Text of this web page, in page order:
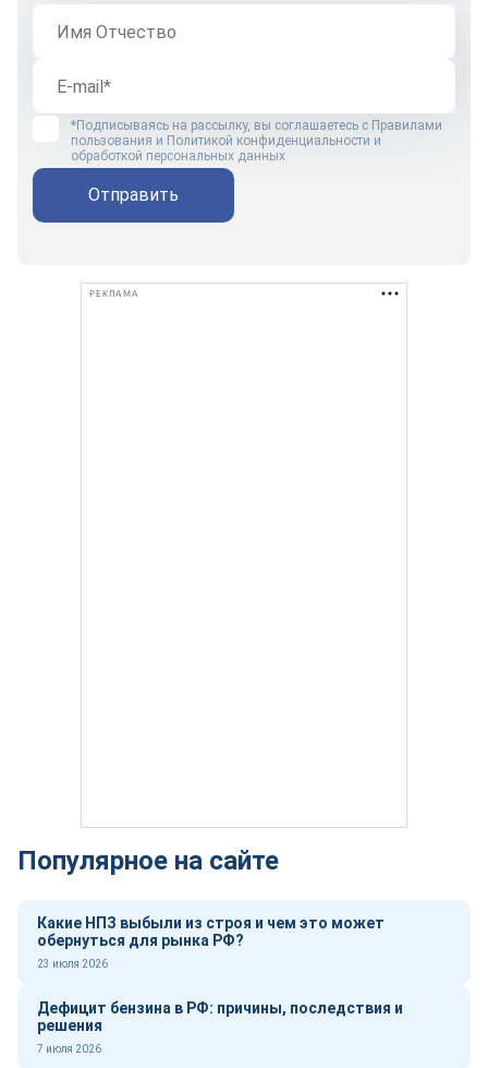
*Подписываясь на рассылку, вы соглашаетесь с Правилами
пользования и Политикой конфиденциальности и
обработкой персональных данных
Отправить
РЕКЛАМА
Популярное на сайте
Какие НПЗ выбыли из строя и чем это может
обернуться для рынка РФ?
23 июля 2026
Дефицит бензина в РФ: причины, последствия и
решения
7 июля 2026